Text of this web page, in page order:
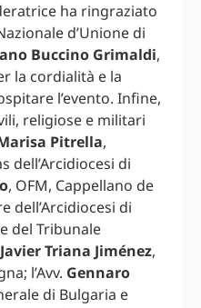
ha ringraziato
d’Unione di
Buccino Grimaldi,
la cordialità e la
l’evento. Infine,
religiose e militari
Pitrella,
dell’Arcidiocesi di
, OFM, Cappellano de
dell’Arcidiocesi di
del Tribunale
Javier Triana Jiménez,
l’Avv. Gennaro
di Bulgaria e